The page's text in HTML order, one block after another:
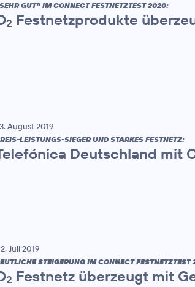
GUT“ IM CONNECT FESTNETZTEST 2020:
2 Festnetzprodukte
August 2019
LEISTUNGS-SIEGER UND STARKES FESTNETZ:
Deutschland mit
Juli 2019
STEIGERUNG IM CONNECT FESTNETZTEST
2 Festnetz überzeugt mit